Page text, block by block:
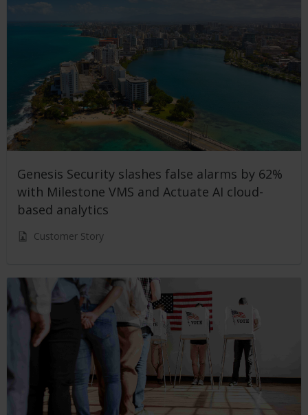
Genesis Security slashes false alarms by 62%
with Milestone VMS and Actuate AI cloud-
based analytics
Customer Story